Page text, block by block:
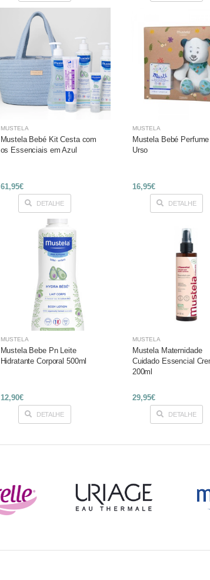
MUSTELA
Mustela Bebé Kit Cesta com
os Essenciais em Azul
61,95€
DETALHE
MUSTELA
Mustela Bebé
Urso
16,95€
DETALHE
MUSTELA
Mustela Bebe Pn Leite
Hidratante Corporal 500ml
12,90€
DETALHE
MUSTELA
Mustela Maternidade
Cuidado Essencial
200ml
29,95€
DETALHE